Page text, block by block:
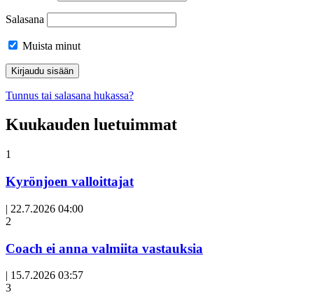
Salasana
Muista minut
Tunnus tai salasana hukassa?
Kuukauden luetuimmat
1
Kyrönjoen valloittajat
| 22.7.2026 04:00
Avoin
2
Coach ei anna valmiita vastauksia
| 15.7.2026 03:57
3